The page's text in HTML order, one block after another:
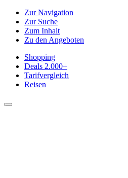
Zur Navigation
Zur Suche
Zum Inhalt
Zu den Angeboten
Shopping
Deals 2.000+
Tarifvergleich
Reisen